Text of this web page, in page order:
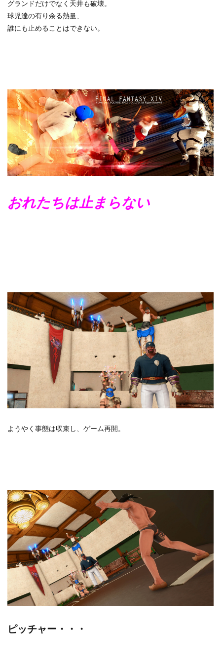
グランドだけでなく天井も破壊。
球児達の有り余る熱量、
誰にも止めることはできない。
おれたちは止まらない
ようやく事態は収束し、ゲーム再開。
ピッチャー・・・